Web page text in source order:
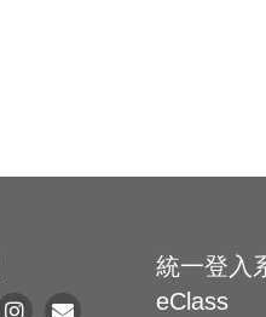
統一登入
eClass